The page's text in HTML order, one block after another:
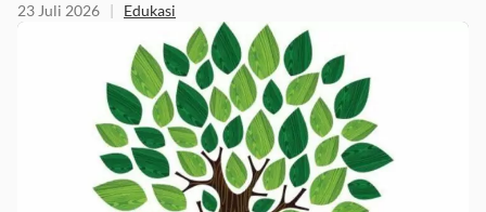
23 Juli 2026 | Edukasi